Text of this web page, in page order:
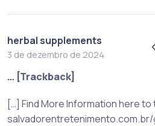
herbal supplements
3 de dezembro de 2024
… [Trackback]
[…] Find More Information here